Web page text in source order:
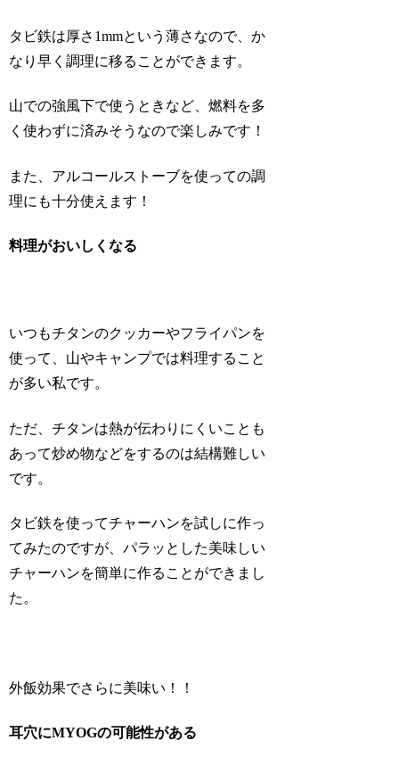
タビ鉄は厚さ1mmという薄さなので、か
なり早く調理に移ることができます。
山での強風下で使うときなど、燃料を多
く使わずに済みそうなので楽しみです！
また、アルコールストーブを使っての調
理にも十分使えます！
料理がおいしくなる
いつもチタンのクッカーやフライパンを
使って、山やキャンプでは料理すること
が多い私です。
ただ、チタンは熱が伝わりにくいことも
あって炒め物などをするのは結構難しい
です。
タビ鉄を使ってチャーハンを試しに作っ
てみたのですが、パラッとした美味しい
チャーハンを簡単に作ることができまし
た。
外飯効果でさらに美味い！！
耳穴にMYOGの可能性がある